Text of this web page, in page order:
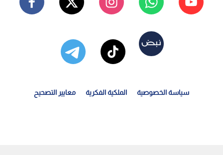
سياسة الخصوصية الملكية الفكرية معايير التصحيح